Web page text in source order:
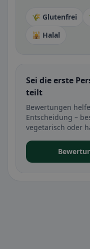
🌾 Glutenfrei
🕌 Halal
Sei die erste
teilt
Bewertungen
Entscheidung –
vegetarisch oder